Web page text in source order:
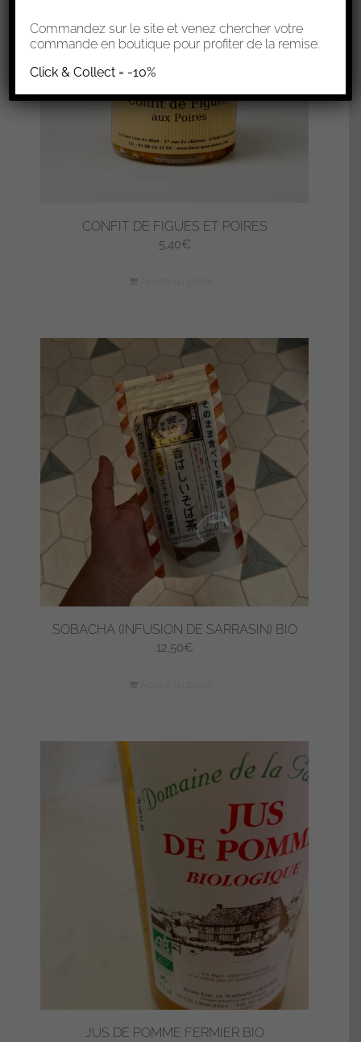
CONFIT DE FIGUES ET POIRES
5,40€
SOBACHA (INFUSION DE SARRASIN) BIO
12,50€
JUS DE POMME FERMIER BIO
Commandez sur le site et venez chercher votre
commande en boutique pour profiter de la remise.
Click & Collect = -10%